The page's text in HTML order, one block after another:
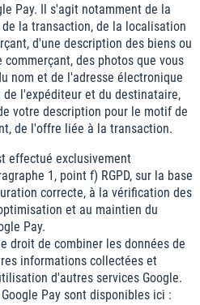
Pay. Il s'agit notamment de la
la transaction, de la localisation
d'une description des biens ou
des photos que vous
nom et de l'adresse électronique
l'expéditeur et du destinataire,
votre description pour le motif de
de l'offre liée à la transaction.
effectué exclusivement
1, point f) RGPD, sur la base
correcte, à la vérification des
et au maintien du
Pay.
droit de combiner les données de
informations collectées et
d'autres services Google.
Pay sont disponibles ici :